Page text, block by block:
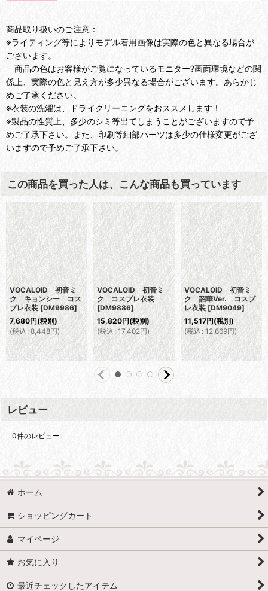
商品取り扱いのご注意：
※ライティング等によりモデル着用画像は実際の色と異なる場合が
ございます。
商品の色はお客様がご覧になっているモニター?画面環境などの関
係上、実際の色と見え方が多少異なる場合がございます。あらかじ
めご了承ください。
※衣装の洗濯は、ドライクリーニングをおススメします！
※製品の性質上、多少のシミ等出てしまうことがございますので予
めご了承下さい。また、印刷等細部パーツは多少の仕様変更がござ
いますので予めご了承下さい。
この商品を買った人は、こんな商品も買っています
VOCALOID 初音ミ
ク キョンシー コス
プレ衣装 [DM9986]
7,680円(税別)
(税込 : 8,448円)
VOCALOID 初音ミ
ク コスプレ衣装
[DM9886]
15,820円(税別)
(税込 : 17,402円)
VOCALOID 初音ミ
ク 韶華Ver. コスプ
レ衣装 [DM9049]
11,517円(税別)
(税込 : 12,669円)
レビュー
0件のレビュー
ホーム
ショッピングカート
マイページ
お気に入り
最近チェックしたアイテム